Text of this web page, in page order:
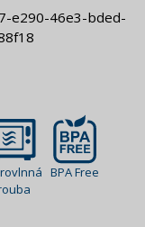
BPA Free